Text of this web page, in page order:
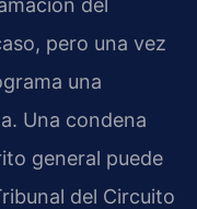
del
pero una vez
una
Una condena
general puede
del Circuito